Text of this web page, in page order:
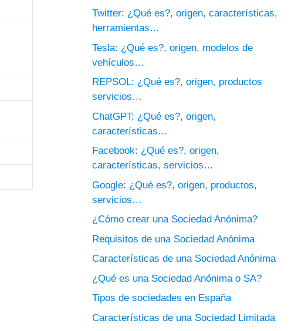
Twitter: ¿Qué es?, origen, características,
herramientas…
Tesla: ¿Qué es?, origen, modelos de
vehículos…
REPSOL: ¿Qué es?, origen, productos
servicios…
ChatGPT: ¿Qué es?, origen,
características…
Facebook: ¿Qué es?, origen,
características, servicios…
Google: ¿Qué es?, origen, productos,
servicios…
¿Cómo crear una Sociedad Anónima?
Requisitos de una Sociedad Anónima
Características de una Sociedad Anónima
¿Qué es una Sociedad Anónima o SA?
Tipos de sociedades en España
Características de una Sociedad Limitada